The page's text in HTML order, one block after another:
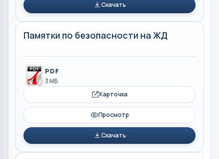
Скачать
Памятки по безопасности на ЖД
PDF
3 МБ
Карточка
Просмотр
Скачать